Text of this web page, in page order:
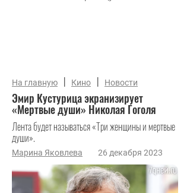
На главную | Кино | Новости
Эмир Кустурица экранизирует
«Мертвые души» Николая Гоголя
Лента будет называться «Три женщины и мертвые
души».
Марина Яковлева 26 декабря 2023